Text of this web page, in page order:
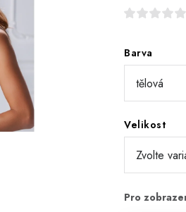
Barva
Velikost